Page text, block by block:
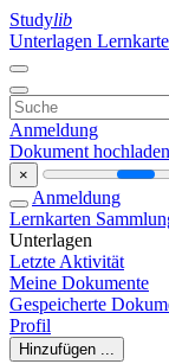
Studylib
Unterlagen
Anmeldung
Dokument hochladen
×
Anmeldung
Lernkarten
Unterlagen
Letzte Aktivität
Meine Dokumente
Gespeicherte
Profil
Hinzufügen ...